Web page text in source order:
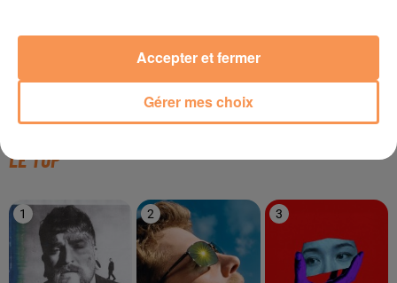
Boosté
LE TOP
1 2 3
Gérer mes choix
Accepter et fermer